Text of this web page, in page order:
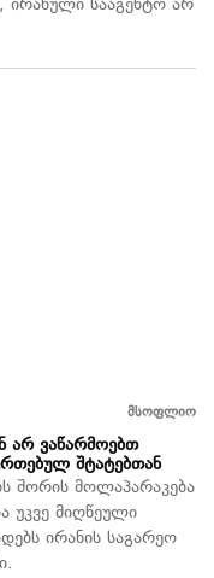
მსოფლიო
არ ვაწარმოებთ
შტატებთან
შორის მოლაპარაკება
უკვე მიღწეული
ირანის საგარეო